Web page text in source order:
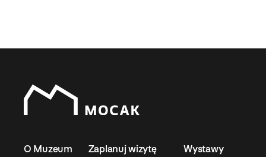
O Muzeum Zaplanuj wizytę Wystawy